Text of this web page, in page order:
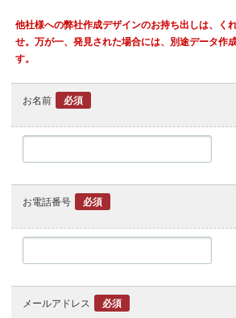
他社様への弊社作成デザインのお持ち出しは、く
せ。万が一、発見された場合には、別途データ作
す。
お名前 必須
お電話番号 必須
メールアドレス 必須